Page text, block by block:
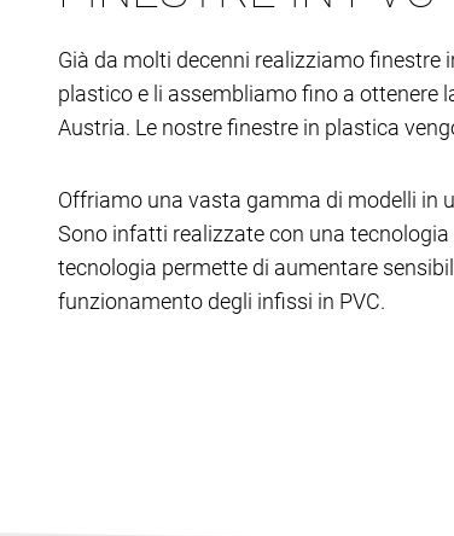
Già da molti decenni realizziamo finestre
plastico e li assembliamo fino a ottenere
Austria. Le nostre finestre in plastica
Offriamo una vasta gamma di modelli in
Sono infatti realizzate con una
tecnologia permette di aumentare
funzionamento degli infissi in PVC.